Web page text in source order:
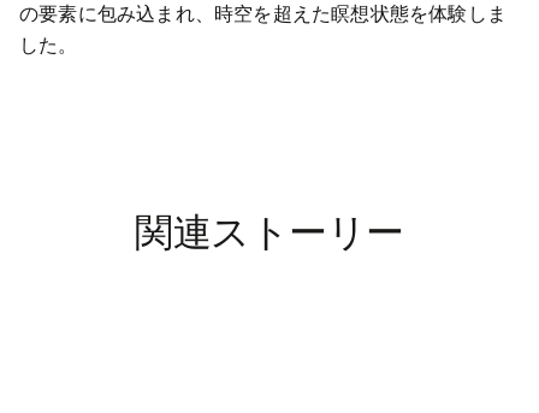
の要素に包み込まれ、時空を超えた瞑想状態を体験しま
した。
関連ストーリー